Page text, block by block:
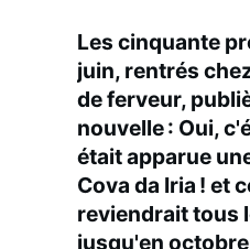
Les cinquante
juin, rentrés
de ferveur,
nouvelle : Oui,
était apparue
Cova da Iria ! et
reviendrait tous
jusqu'en